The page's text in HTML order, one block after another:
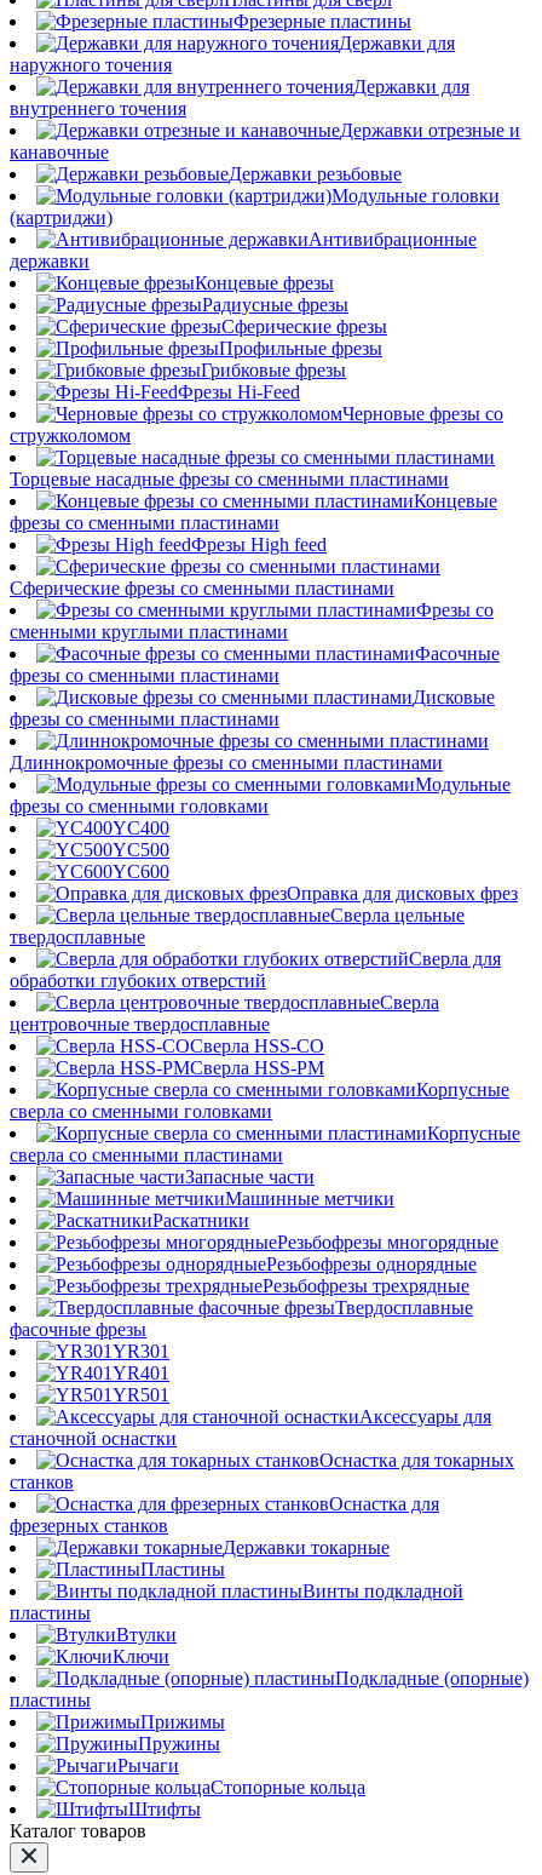
Фрезерные пластины
Державки для
наружного точения
Державки для
внутреннего точения
Державки отрезные и
канавочные
Державки резьбовые
Модульные головки
(картриджи)
Антивибрационные
державки
Концевые фрезы
Радиусные фрезы
Сферические фрезы
Профильные фрезы
Грибковые фрезы
Фрезы Hi-Feed
Черновые фрезы со
стружколомом
Торцевые насадные фрезы со сменными пластинами
Концевые
фрезы со сменными пластинами
Фрезы High feed
Сферические фрезы со сменными пластинами
Фрезы со
сменными круглыми пластинами
Фасочные
фрезы со сменными пластинами
Дисковые
фрезы со сменными пластинами
Длиннокромочные фрезы со сменными пластинами
Модульные
фрезы со сменными головками
YC400
YC500
YC600
Оправка для дисковых фрез
Сверла цельные
твердосплавные
Сверла для
обработки глубоких отверстий
Сверла
центровочные твердосплавные
Сверла HSS-CO
Сверла HSS-PM
Корпусные
сверла со сменными головками
Корпусные
сверла со сменными пластинами
Запасные части
Машинные метчики
Раскатники
Резьбофрезы многорядные
Резьбофрезы однорядные
Резьбофрезы трехрядные
Твердосплавные
фасочные фрезы
YR301
YR401
YR501
Аксессуары для
станочной оснастки
Оснастка для токарных
станков
Оснастка для
фрезерных станков
Державки токарные
Пластины
Винты подкладной
пластины
Втулки
Ключи
Подкладные (опорные)
пластины
Прижимы
Пружины
Рычаги
Стопорные кольца
Штифты
Каталог товаров